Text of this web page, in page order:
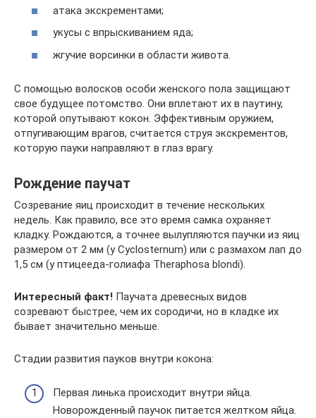
атака экскрементами;
укусы с впрыскиванием яда;
жгучие ворсинки в области живота.
С помощью волосков особи женского пола защищают
свое будущее потомство. Они вплетают их в паутину,
которой опутывают кокон. Эффективным оружием,
отпугивающим врагов, считается струя экскрементов,
которую пауки направляют в глаз врагу.
Рождение паучат
Созревание яиц происходит в течение нескольких
недель. Как правило, все это время самка охраняет
кладку. Рождаются, а точнее вылупляются паучки из яиц
размером от 2 мм (у Cyclosternum) или с размахом лап до
1,5 см (у птицееда-голиафа Theraphosa blondi).
Интересный факт! Паучата древесных видов
созревают быстрее, чем их сородичи, но в кладке их
бывает значительно меньше.
Стадии развития пауков внутри кокона:
Первая линька происходит внутри яйца.
Новорожденный паучок питается желтком яйца.